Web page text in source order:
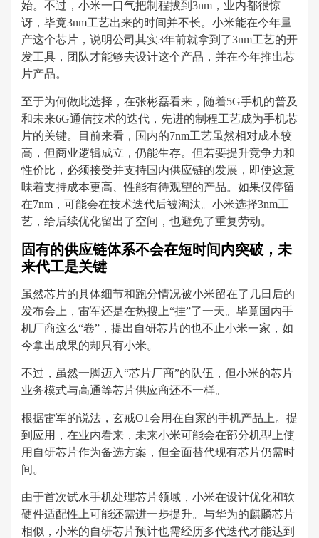
始。不过，小米一口气把制程拔到3nm，业内都很惊
讶，毕竟3nm工艺出来的时间并不长。小米能在今年量
产这个芯片，说明公司其实3年前就拿到了3nm工艺的开
发工具，团队才能够去设计这个产品，并在今年推出芯
片产品。
至于为何做此选择，在张彬磊看来，随着5G手机的普及
和未来6G通信技术的迭代，先进的制程工艺成为手机芯
片的关键。目前来看，国内的7nm工艺虽然相对成本较
高，但商业逻辑成立，仍能生存。但若要提升竞争力和
性价比，必须接受并支持国内供应链的发展，即使这意
味着支持成本更高、性能有待观望的产品。如果仅停留
在7nm，可能会在技术迭代后被淘汰。小米选择3nm工
艺，给后续优化留出了空间，也避免了重复劳动。
固有的供应链体系不会在短时间内突破，未
来代工是关键
虽然芯片的具体细节和跑分情况被小米留在了几日后的
发布会上，雷军还是在热搜上“挂”了一天。毕竟国内手
机厂商这么“卷”，提出自研芯片的也不止小米一家，如
今拿出成果的却只有小米。
不过，虽然一脚迈入“芯片厂商”的队伍，但小米的芯片
业务模式与高通等芯片供应商还不一样。
根据雷军的说法，玄戒O1会用在自家的手机产品上。提
到应用，在业内看来，未来小米可能会在部分机型上使
用自研芯片作为备选方案，但全面替代现有芯片仍需时
间。
由于首次试水手机处理芯片领域，小米在设计优化和软
硬件适配性上可能还需进一步提升。与华为的麒麟芯片
相似，小米的自研芯片预计也需经历多代迭代才能达到